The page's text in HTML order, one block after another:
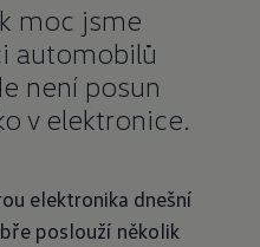
moc jsme
automobilů
není posun
v elektronice.
elektronika dnešní
poslouží několik